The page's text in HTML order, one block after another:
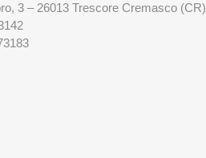
3 – 26013 Trescore Cremasco (CR)